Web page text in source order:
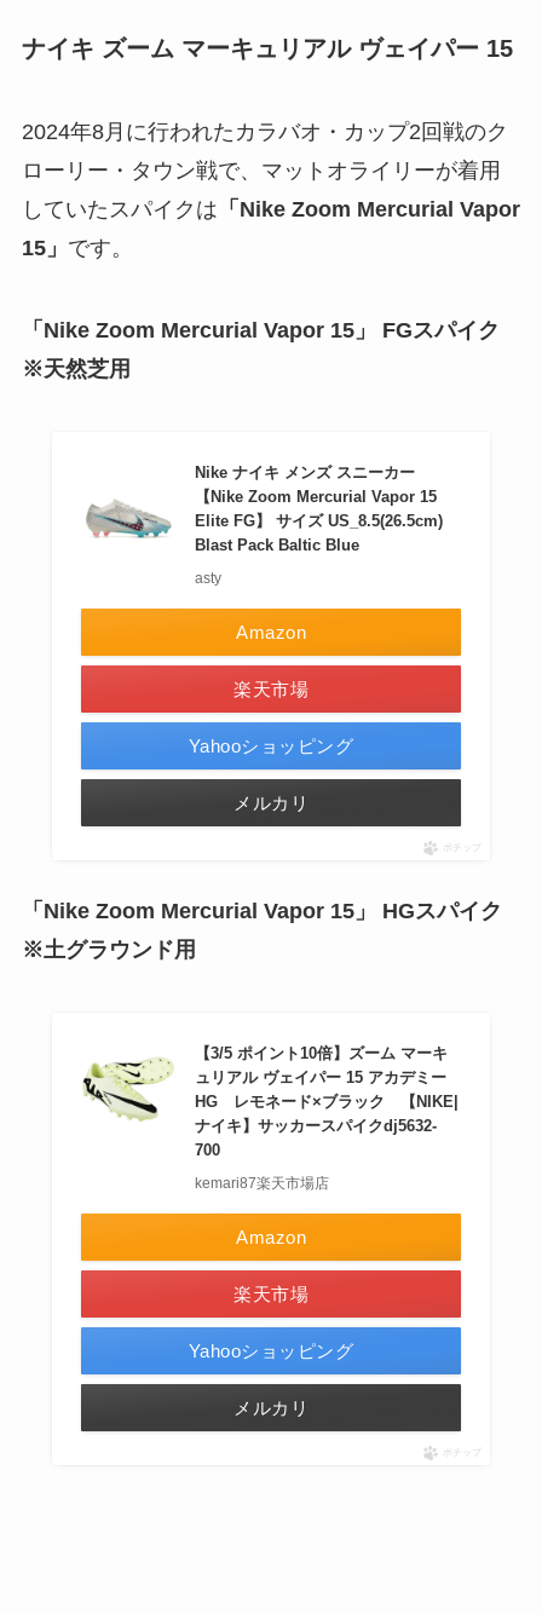
ナイキ ズーム マーキュリアル ヴェイパー 15
2024年8月に行われたカラバオ・カップ2回戦のク
ローリー・タウン戦で、マットオライリーが着用
していたスパイクは 「Nike Zoom Mercurial Vapor
15」 です。
「Nike Zoom Mercurial Vapor 15」 FGスパイク
※天然芝用
Nike ナイキ メンズ スニーカー
【Nike Zoom Mercurial Vapor 15
Elite FG】 サイズ US_8.5(26.5cm)
Blast Pack Baltic Blue
asty
Amazon
楽天市場
Yahooショッピング
メルカリ
ポチップ
「Nike Zoom Mercurial Vapor 15」 HGスパイク
※土グラウンド用
【3/5 ポイント10倍】ズーム マーキ
ュリアル ヴェイパー 15 アカデミー
HG レモネード×ブラック 【NIKE|
ナイキ】サッカースパイクdj5632-
700
kemari87楽天市場店
Amazon
楽天市場
Yahooショッピング
メルカリ
ポチップ